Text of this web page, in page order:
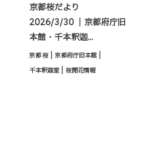
京都桜だより
2026/3/30 ｜京都府庁旧
本館・千本釈迦...
京都 桜 | 京都府庁旧本館 |
千本釈迦堂 | 桜開花情報